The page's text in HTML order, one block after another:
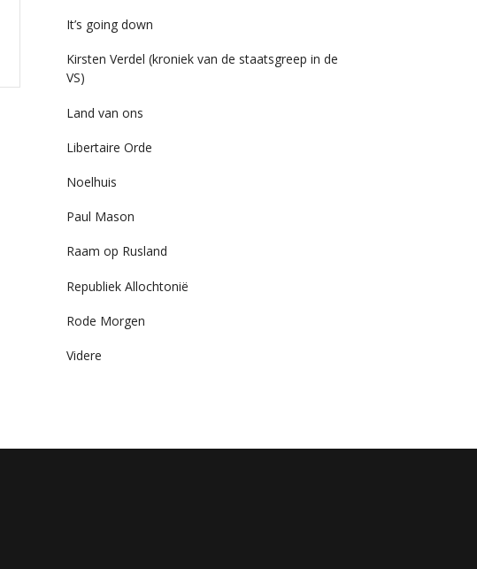
It’s going down
Kirsten Verdel (kroniek van de staatsgreep in de
VS)
Land van ons
Libertaire Orde
Noelhuis
Paul Mason
Raam op Rusland
Republiek Allochtonië
Rode Morgen
Videre